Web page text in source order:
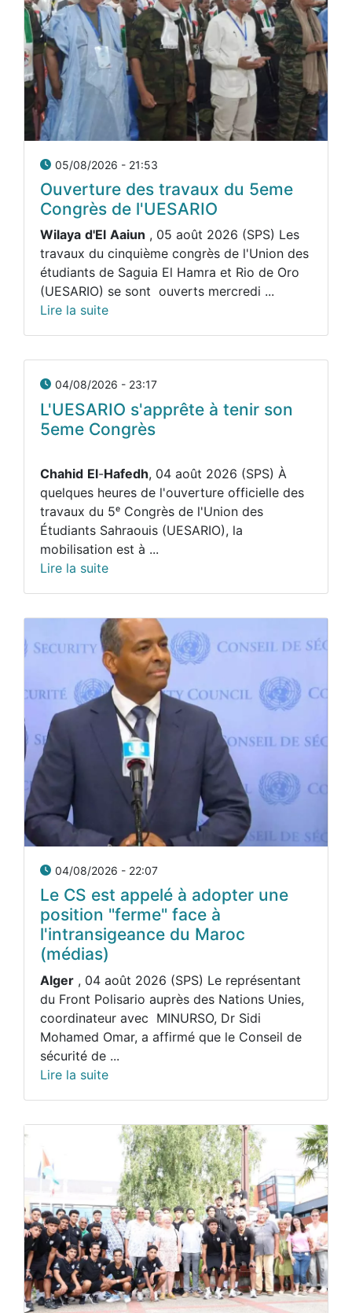
05/08/2026 - 21:53
Ouverture des travaux du 5eme
Congrès de l'UESARIO
Wilaya d'El Aaiun , 05 août 2026 (SPS) Les
travaux du cinquième congrès de l'Union des
étudiants de Saguia El Hamra et Rio de Oro
(UESARIO) se sont ouverts mercredi ...
Lire la suite
04/08/2026 - 23:17
L'UESARIO s'apprête à tenir son
5eme Congrès
Chahid El-Hafedh, 04 août 2026 (SPS) À
quelques heures de l'ouverture officielle des
travaux du 5ᵉ Congrès de l'Union des
Étudiants Sahraouis (UESARIO), la
mobilisation est à ...
Lire la suite
04/08/2026 - 22:07
Le CS est appelé à adopter une
position "ferme" face à
l'intransigeance du Maroc
(médias)
Alger , 04 août 2026 (SPS) Le représentant
du Front Polisario auprès des Nations Unies,
coordinateur avec MINURSO, Dr Sidi
Mohamed Omar, a affirmé que le Conseil de
sécurité de ...
Lire la suite